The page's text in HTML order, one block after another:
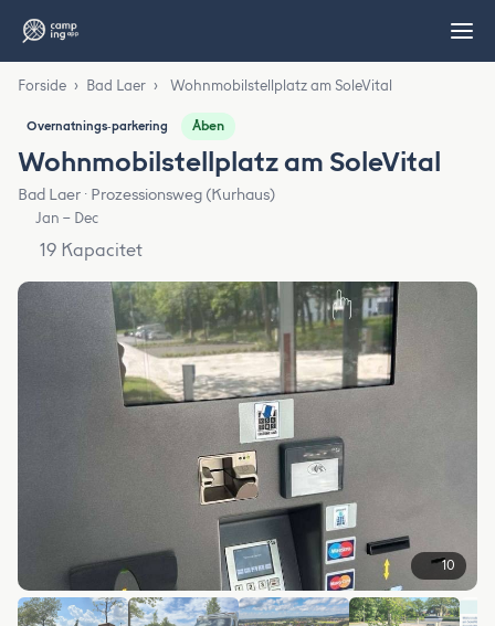
Forside › Bad Laer › Wohnmobilstellplatz am SoleVital
Overnatnings‑parkering Åben
Wohnmobilstellplatz am SoleVital
Bad Laer · Prozessionsweg (Kurhaus)
Jan – Dec
19 Kapacitet
10